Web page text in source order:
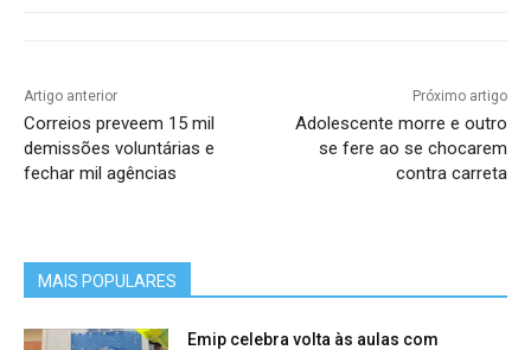
Artigo anterior
Correios preveem 15 mil
demissões voluntárias e
fechar mil agências
Próximo artigo
Adolescente morre e outro
se fere ao se chocarem
contra carreta
MAIS POPULARES
Emip celebra volta às aulas com